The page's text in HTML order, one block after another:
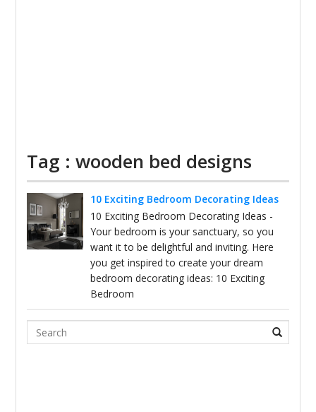
Tag : wooden bed designs
10 Exciting Bedroom Decorating Ideas
10 Exciting Bedroom Decorating Ideas -
Your bedroom is your sanctuary, so you
want it to be delightful and inviting. Here
you get inspired to create your dream
bedroom decorating ideas: 10 Exciting
Bedroom
Search